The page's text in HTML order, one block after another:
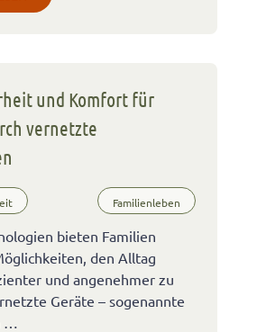
und Komfort für
vernetzte
Familienleben
bieten Familien
den Alltag
und angenehmer zu
Geräte – sogenannte